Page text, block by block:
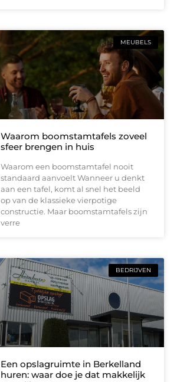
MEUBELS
Waarom boomstamtafels zoveel
sfeer brengen in huis
Waarom een boomstamtafel nooit
standaard aanvoelt Wanneer u denkt
aan een tafel, komt al snel het beeld
op van de klassieke vierpotige
constructie. Maar boomstamtafels zijn
verre
BEDRIJVEN
Een opslagruimte in Berkelland
huren: waar doe je dat makkelijk